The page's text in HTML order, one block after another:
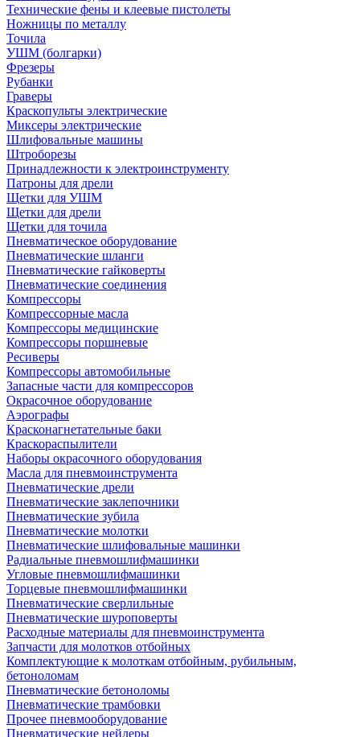
Технические фены и клеевые пистолеты
Ножницы по металлу
Точила
УШМ (болгарки)
Фрезеры
Рубанки
Граверы
Краскопульты электрические
Миксеры электрические
Шлифовальные машины
Штроборезы
Принадлежности к электроинструменту
Патроны для дрели
Щетки для УШМ
Щетки для дрели
Щетки для точила
Пневматическое оборудование
Пневматические шланги
Пневматические гайковерты
Пневматические соединения
Компрессоры
Компрессорные масла
Компрессоры медицинские
Компрессоры поршневые
Ресиверы
Компрессоры автомобильные
Запасные части для компрессоров
Окрасочное оборудование
Аэрографы
Красконагнетательные баки
Краскораспылители
Наборы окрасочного оборудования
Масла для пневмоинструмента
Пневматические дрели
Пневматические заклепочники
Пневматические зубила
Пневматические молотки
Пневматические шлифовальные машинки
Радиальные пневмошлифмашинки
Угловые пневмошлифмашинки
Торцевые пневмошлифмашинки
Пневматические сверлильные
Пневматические шуроповерты
Расходные материалы для пневмоинструмента
Запчасти для молотков отбойных
Комплектующие к молоткам отбойным, рубильным,
бетоноломам
Пневматические бетоноломы
Пневматические трамбовки
Прочее пневмооборудование
Пневматические нейлеры